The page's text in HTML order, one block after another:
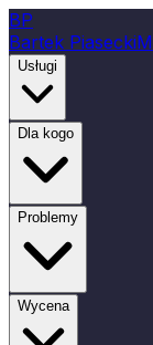
BP
Bartek Piasecki
Usługi
Dla kogo
Problemy
Wycena